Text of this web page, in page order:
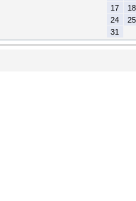
17
18
24
25
31